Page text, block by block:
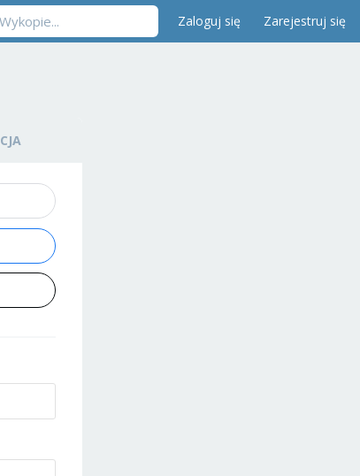
Zaloguj się Zarejestruj się